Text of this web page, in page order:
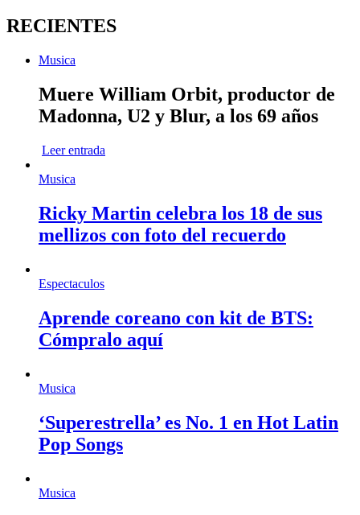
RECIENTES
Musica
Muere William Orbit, productor de
Madonna, U2 y Blur, a los 69 años
Leer entrada
Musica
Ricky Martin celebra los 18 de sus
mellizos con foto del recuerdo
Espectaculos
Aprende coreano con kit de BTS:
Cómpralo aquí
Musica
‘Superestrella’ es No. 1 en Hot Latin
Pop Songs
Musica